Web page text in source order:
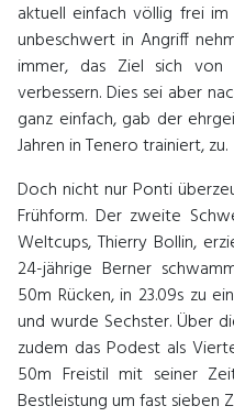
aktuell einfach völlig frei
unbeschwert in Angriff
immer, das Ziel sich von
verbessern. Dies sei aber
ganz einfach, gab der
Jahren in Tenero trainiert, zu.
Doch nicht nur Ponti
Frühform. Der zweite
Weltcups, Thierry Bollin,
24-jährige Berner
50m Rücken, in 23.09s zu
und wurde Sechster. Über
zudem das Podest als
50m Freistil mit seiner
Bestleistung um fast sieben